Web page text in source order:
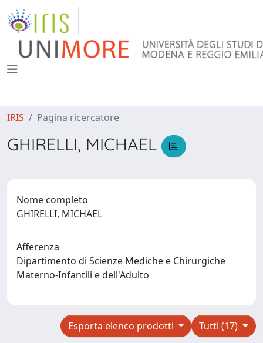
IRIS Pagina ricercatore
GHIRELLI, MICHAEL
Nome completo
GHIRELLI, MICHAEL
Afferenza
Dipartimento di Scienze Mediche e Chirurgiche
Materno-Infantili e dell'Adulto
Tutti (17)
Esporta elenco prodotti